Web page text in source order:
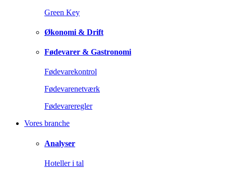
Green Key
Økonomi & Drift
Fødevarer & Gastronomi
Fødevarekontrol
Fødevarenetværk
Fødevareregler
Vores branche
Analyser
Hoteller i tal